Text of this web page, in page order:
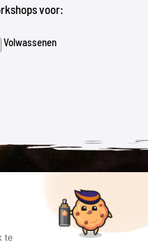
voor:
Volwassenen
VOLG ONS